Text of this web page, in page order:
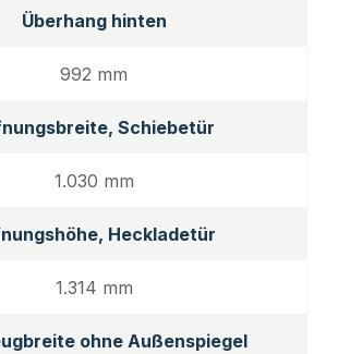
Überhang hinten
992 mm
Schiebetür
1.030 mm
Heckladetür
1.314 mm
ohne Außenspiegel